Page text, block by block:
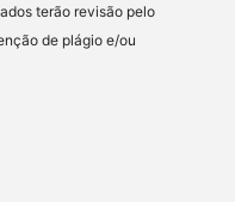
terão revisão pelo
de plágio e/ou